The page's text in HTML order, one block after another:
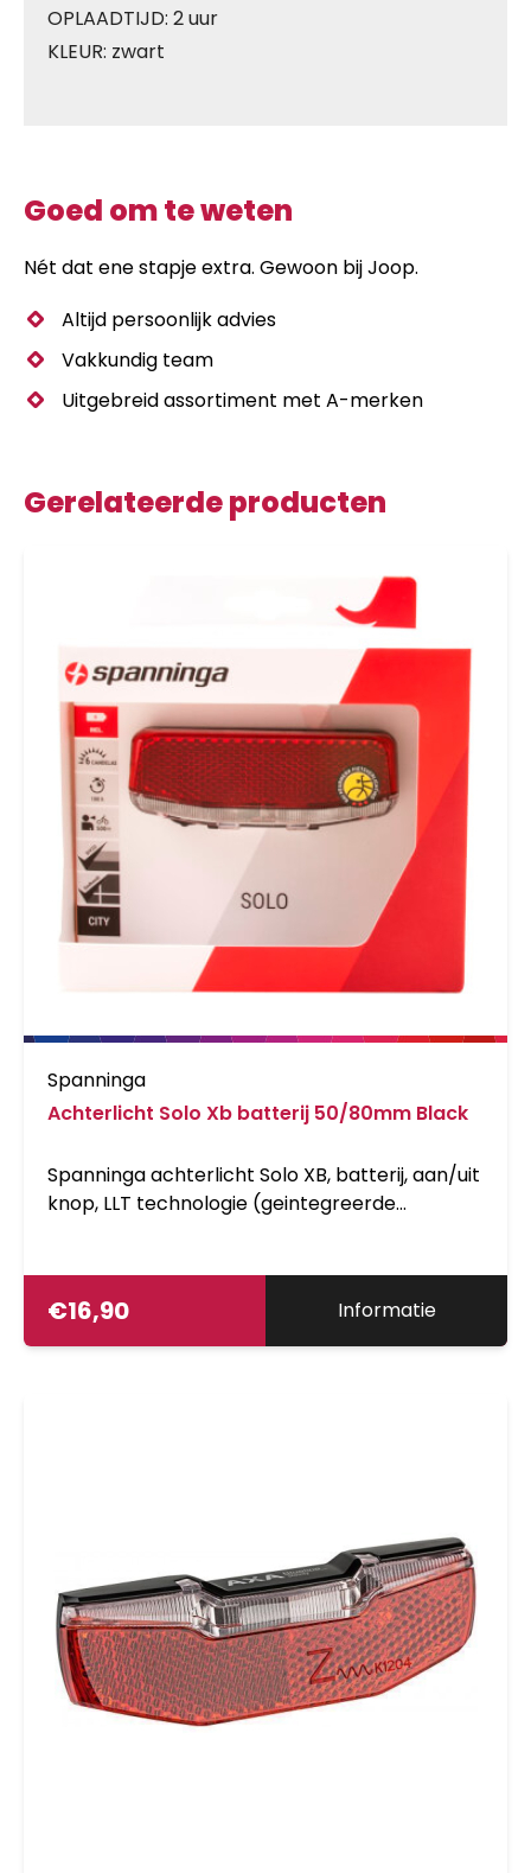
OPLAADTIJD: 2 uur
KLEUR: zwart
Goed om te weten
Nét dat ene stapje extra. Gewoon bij Joop.
Altijd persoonlijk advies
Vakkundig team
Uitgebreid assortiment met A-merken
Gerelateerde producten
Spanninga
Achterlicht Solo Xb batterij 50/80mm Black
Spanninga achterlicht Solo XB, batterij, aan/uit
knop, LLT technologie (geintegreerde
geschikt voor montage op alle dragers met
een 50mm of 80mm boutafstand, Duitse
€16,90 Informatie